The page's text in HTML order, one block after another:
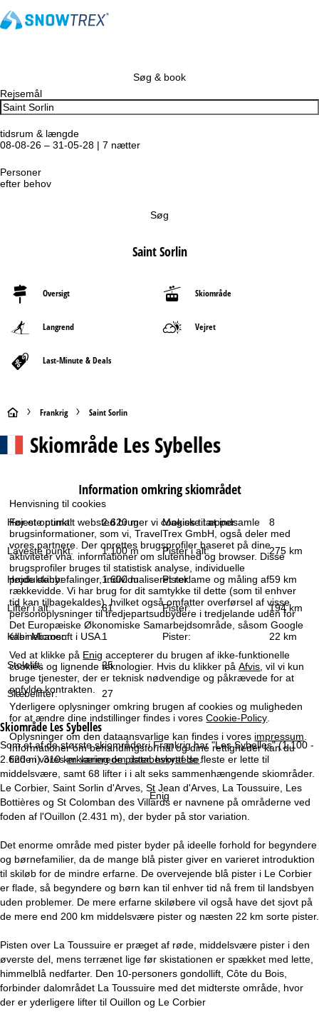
Henvisning til cookies
For et optimalt websted bruger vi cookies til at indsamle
brugsinformationer, som vi, TravelTrex GmbH, også deler med
vores partnere. Der oprettes brugsprofiler baseret på dine
aktiviteter vha. informationer om slutenhed og browser. Disse
brugsprofiler bruges til statistisk analyse, individuelle
produktanbefalinger, individualiseret reklame og måling af
rækkevidde. Vi har brug for dit samtykke til dette (som til enhver
tid kan tilbagekaldes), hvilket også omfatter overførsel af visse
personoplysninger til tredjepartsudbydere i tredjelande uden for
Det Europæiske Økonomiske Samarbejdsområde, såsom Google
eller Microsoft i USA.
Ved at klikke på Enig accepterer du brugen af ikke-funktionelle
cookies og lignende teknologier. Hvis du klikker påAfvis , vil vi kun
bruge tjenester, der er teknisk nødvendige og påkrævede for at
opfylde kontrakten.
Yderligere oplysninger omkring brugen af cookies og muligheden
for at ændre dine indstillinger findes i voresCookie-Policy.
Oplysninger om den dataansvarlige kan findes i vores impressum.
Informationer om behandlingsformål og dine rettigheder kan du
finde i voreserklæring om databeskyttelse.
Enig
Søg & book
Rejsemål
tidsrum & længde
08-08-26 – 31-05-28 | 7 nætter
Personer
efter behov
Søg
Saint Sorlin
Oversigt Skiområde
Langrend Vejret
Last-Minute & Deals
S
t
s
i
d
Frankrig Saint Sorlin
Skiområde Les Sybelles
Information omkring skiområdet
Højeste punkt: 2.620 m Magiske tæpper: 8
Laveste punkt: 1.100 m Pister i alt: 275 km
Højde skiby: 1.600 m Pister: 59 km
Lifter i alt: 61 Pister: 194 km
Kabinebaner: 1 Pister: 22 km
Stolelift: 25
Slæbelifter: 27
Skiområde Les Sybelles
Som et af de største skiområder i Frankrig har "Les Sybelles" (1.100 -
2.620 m) 310 km varierede pister, hvoraf de fleste er lette til
middelsvære, samt 68 lifter i i alt seks sammenhængende skiområder.
Le Corbier, Saint Sorlin d'Arves, St Jean d'Arves, La Toussuire, Les
Bottières og St Colomban des Villards er navnene på områderne ved
foden af l'Ouillon (2.431 m), der byder på stor variation.
Det enorme område med pister byder på ideelle forhold for begyndere
og børnefamilier, da de mange blå pister giver en varieret introduktion
til skiløb for de mindre erfarne. De overvejende blå pister i Le Corbier
er flade, så begyndere og børn kan til enhver tid nå frem til landsbyen
uden problemer. De mere erfarne skiløbere vil også have det sjovt på
de mere end 200 km middelsvære pister og næsten 22 km sorte pister.
Pisten over La Toussuire er præget af røde, middelsvære pister i den
øverste del, mens terrænet lige før skistationen er spækket med lette,
himmelblå nedfarter. Den 10-personers gondollift, Côte du Bois,
forbinder dalområdet La Toussuire med det midterste område, hvor
der er yderligere lifter til Ouillon og Le Corbier